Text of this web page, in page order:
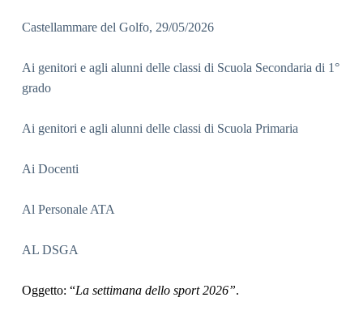
Castellammare del Golfo, 29/05/2026
Ai genitori e agli alunni delle classi di Scuola Secondaria di 1°
grado
Ai genitori e agli alunni delle classi di Scuola Primaria
Ai Docenti
Al Personale ATA
AL DSGA
Oggetto: “La settimana dello sport 2026”.